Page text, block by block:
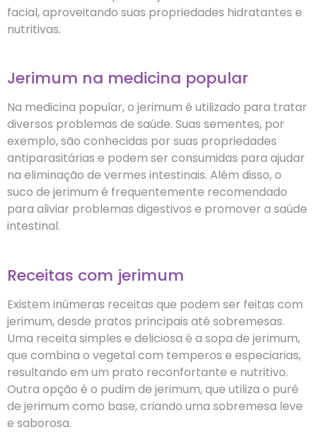
facial, aproveitando suas propriedades hidratantes e
nutritivas.
Jerimum na medicina popular
Na medicina popular, o jerimum é utilizado para tratar
diversos problemas de saúde. Suas sementes, por
exemplo, são conhecidas por suas propriedades
antiparasitárias e podem ser consumidas para ajudar
na eliminação de vermes intestinais. Além disso, o
suco de jerimum é frequentemente recomendado
para aliviar problemas digestivos e promover a saúde
intestinal.
Receitas com jerimum
Existem inúmeras receitas que podem ser feitas com
jerimum, desde pratos principais até sobremesas.
Uma receita simples e deliciosa é a sopa de jerimum,
que combina o vegetal com temperos e especiarias,
resultando em um prato reconfortante e nutritivo.
Outra opção é o pudim de jerimum, que utiliza o purê
de jerimum como base, criando uma sobremesa leve
e saborosa.